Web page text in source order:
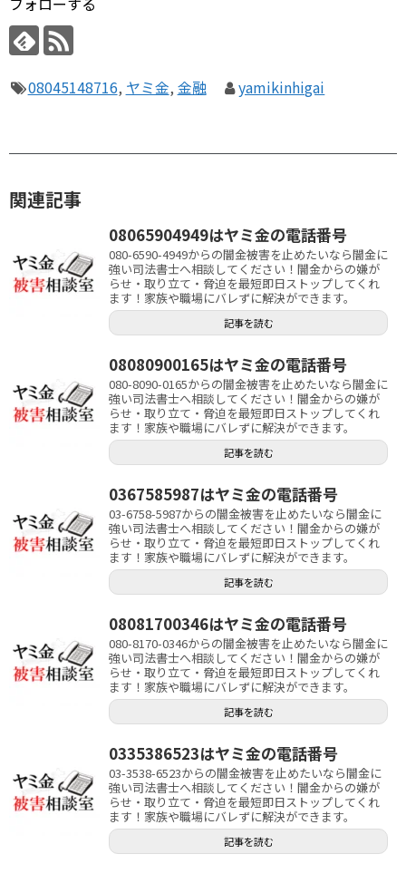
08045148716, ヤミ金, 金融 yamikinhigai
関連記事
08065904949はヤミ金の電話番号
080-6590-4949からの闇金被害を止めたいなら闇金に
強い司法書士へ相談してください！闇金からの嫌が
らせ・取り立て・脅迫を最短即日ストップしてくれ
ます！家族や職場にバレずに解決ができます。
記事を読む
08080900165はヤミ金の電話番号
080-8090-0165からの闇金被害を止めたいなら闇金に
強い司法書士へ相談してください！闇金からの嫌が
らせ・取り立て・脅迫を最短即日ストップしてくれ
ます！家族や職場にバレずに解決ができます。
記事を読む
0367585987はヤミ金の電話番号
03-6758-5987からの闇金被害を止めたいなら闇金に
強い司法書士へ相談してください！闇金からの嫌が
らせ・取り立て・脅迫を最短即日ストップしてくれ
ます！家族や職場にバレずに解決ができます。
記事を読む
08081700346はヤミ金の電話番号
080-8170-0346からの闇金被害を止めたいなら闇金に
強い司法書士へ相談してください！闇金からの嫌が
らせ・取り立て・脅迫を最短即日ストップしてくれ
ます！家族や職場にバレずに解決ができます。
記事を読む
0335386523はヤミ金の電話番号
03-3538-6523からの闇金被害を止めたいなら闇金に
強い司法書士へ相談してください！闇金からの嫌が
らせ・取り立て・脅迫を最短即日ストップしてくれ
ます！家族や職場にバレずに解決ができます。
記事を読む